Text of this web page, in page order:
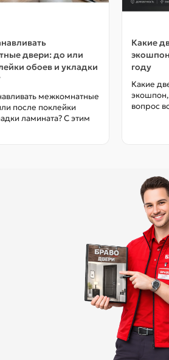
двери: до или
обоев и укладки
межкомнатные
после поклейки
ламината? С этим
Какие
году
Какие
вопрос